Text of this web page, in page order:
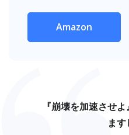
Amazon
『崩壊を加速させ
ます